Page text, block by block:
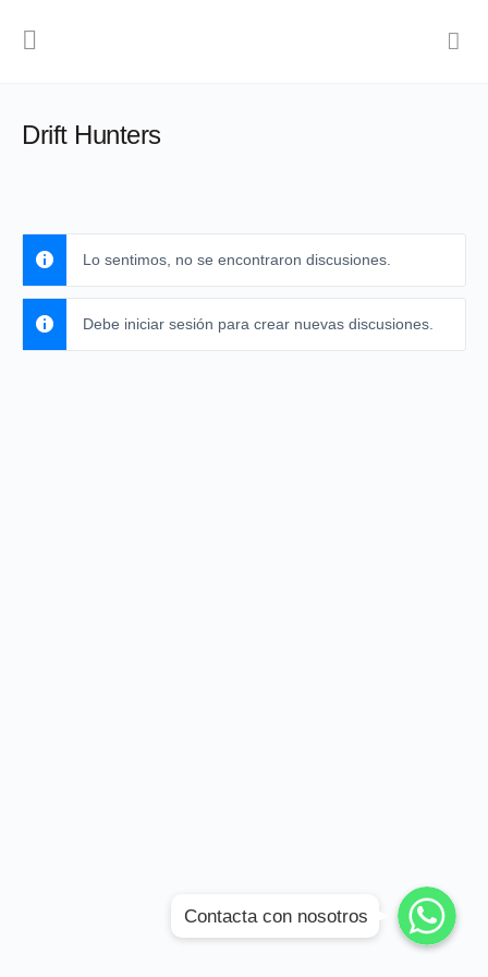
Drift Hunters
Lo sentimos, no se encontraron discusiones.
Debe iniciar sesión para crear nuevas discusiones.
WhatsApp
WhatsApp
WhatsApp
Contacta con nosotros